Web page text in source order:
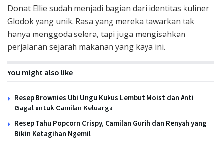
Donat Ellie sudah menjadi bagian dari identitas kuliner
Glodok yang unik. Rasa yang mereka tawarkan tak
hanya menggoda selera, tapi juga mengisahkan
perjalanan sejarah makanan yang kaya ini.
You might also like
Resep Brownies Ubi Ungu Kukus Lembut Moist dan Anti
Gagal untuk Camilan Keluarga
Resep Tahu Popcorn Crispy, Camilan Gurih dan Renyah yang
Bikin Ketagihan Ngemil